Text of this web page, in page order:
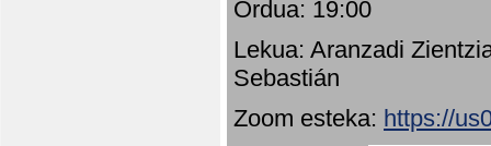
Ordua: 19:00
Lekua: Aranzadi
Sebastián
Zoom esteka: https://